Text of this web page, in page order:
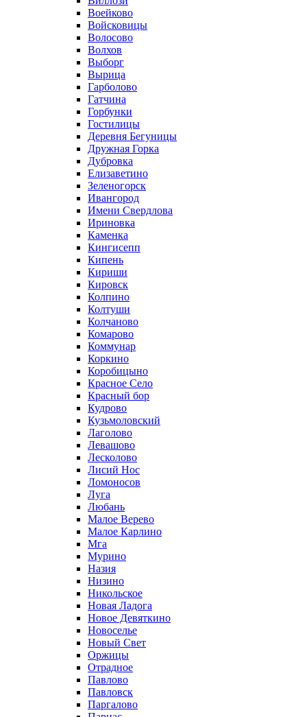
Воейково
Войсковицы
Волосово
Волхов
Выборг
Вырица
Гарболово
Гатчина
Горбунки
Гостилицы
Деревня Бегуницы
Дружная Горка
Дубровка
Елизаветино
Зеленогорск
Ивангород
Имени Свердлова
Ириновка
Каменка
Кингисепп
Кипень
Кириши
Кировск
Колпино
Колтуши
Колчаново
Комарово
Коммунар
Коркино
Коробицыно
Красное Село
Красный бор
Кудрово
Кузьмоловский
Лаголово
Левашово
Лесколово
Лисий Нос
Ломоносов
Луга
Любань
Малое Верево
Малое Карлино
Мга
Мурино
Назия
Низино
Никольское
Новая Ладога
Новое Девяткино
Новоселье
Новый Свет
Оржицы
Отрадное
Павлово
Павловск
Паргалово